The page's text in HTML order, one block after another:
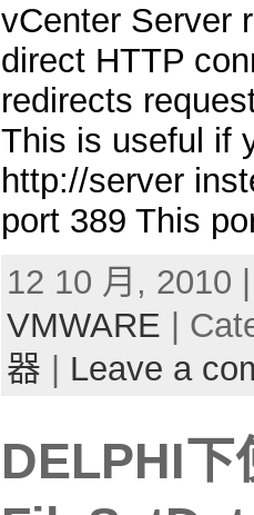
vCenter Server
direct HTTP
redirects
This is useful if
http://server
port 389 This
12 10 月, 2010
VMWARE |
器
Leave a
DELPHI下